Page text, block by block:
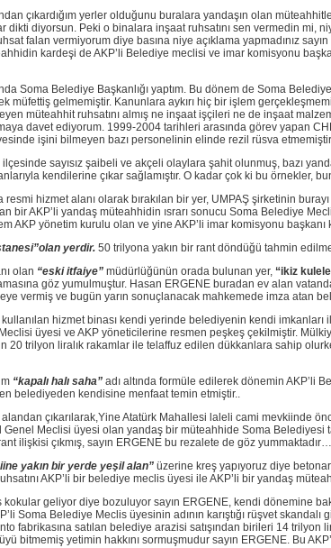
çıkardığım yerler olduğunu buralara yandaşın olan
dikti diyorsun. Peki o binalara inşaat ruhsatını sen vermedin mi,
falan vermiyorum diye basına niye açıklama yapmadınız
kardeşi de AKP’li Belediye meclisi ve imar komisyonu
Soma Belediye Başkanlığı yaptım. Bu dönem de Soma
müfettiş gelmemiştir. Kanunlara aykırı hiç bir işlem
müteahhit ruhsatını almış ne inşaat işçileri ne de inşaat
davet ediyorum. 1999-2004 tarihleri arasında görev yapan
işini bilmeyen bazı personelinin elinde rezil rüsva
sayısız şaibeli ve akçeli olaylara şahit olunmuş, bazı
kendilerine çıkar sağlamıştır. O kadar çok ki bu örnekler,
resmi hizmet alanı olarak bırakılan bir yer, UMPAŞ şirketinin
bir AKP’li yandaş müteahhidin ısrarı sonucu Soma Belediye
AKP yönetim kurulu olan ve yine AKP’li imar komisyonu başkanı
yerdir. 50 trilyona yakın bir rant döndüğü tahmin
olan “eski itfaiye” müdürlüğünün orada bulunan yer, “ikiz
göz yumulmuştur. Hasan ERGENE buradan ev alan
vermiş ve bugün yarın sonuçlanacak mahkemede imza atan
hizmet binası kendi yerinde belediyenin kendi
üyesi ve AKP yöneticilerine resmen peşkeş çekilmiştir.
20 trilyon liralık rakamlar ile telaffuz edilen dükkanlara sahip
“kapalı halı saha” adı altında formüle edilerek dönemin AKP’li
belediyeden kendisine menfaat temin etmiştir..
alandan çıkarılarak,Yine Atatürk Mahallesi laleli cami mevkiinde
Meclisi üyesi olan yandaş bir müteahhide Soma Belediyesi
ilişkisi çıkmış, sayın ERGENE bu rezalete de göz yummaktadır…
yakın bir yerde yeşil alan” üzerine kreş yapıyoruz diye
AKP’li bir belediye meclis üyesi ile AKP’li bir yandaş
geliyor diye bozuluyor sayın ERGENE, kendi dönemine
Soma Belediye Meclis üyesinin adının karıştığı rüşvet
fabrikasına satılan belediye arazisi satışından birileri 14
bitmemiş yetimin hakkını sormuşmudur sayın ERGENE. Bu